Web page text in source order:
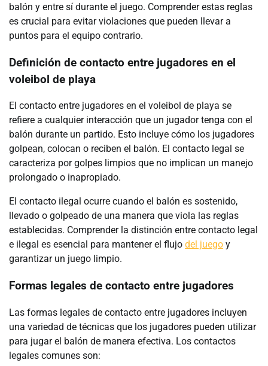
balón y entre sí durante el juego. Comprender estas reglas
es crucial para evitar violaciones que pueden llevar a
puntos para el equipo contrario.
Definición de contacto entre jugadores en el
voleibol de playa
El contacto entre jugadores en el voleibol de playa se
refiere a cualquier interacción que un jugador tenga con el
balón durante un partido. Esto incluye cómo los jugadores
golpean, colocan o reciben el balón. El contacto legal se
caracteriza por golpes limpios que no implican un manejo
prolongado o inapropiado.
El contacto ilegal ocurre cuando el balón es sostenido,
llevado o golpeado de una manera que viola las reglas
establecidas. Comprender la distinción entre contacto legal
e ilegal es esencial para mantener el flujo del juego y
garantizar un juego limpio.
Formas legales de contacto entre jugadores
Las formas legales de contacto entre jugadores incluyen
una variedad de técnicas que los jugadores pueden utilizar
para jugar el balón de manera efectiva. Los contactos
legales comunes son: